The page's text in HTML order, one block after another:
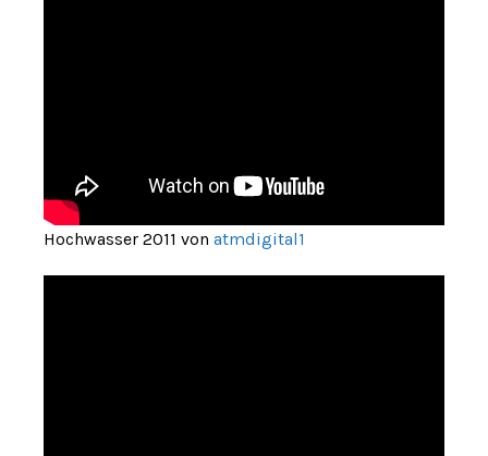
Hochwasser 2011 von atmdigital1